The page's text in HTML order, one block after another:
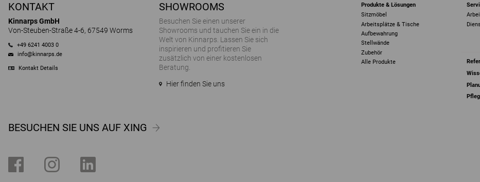
KONTAKT
Kinnarps GmbH
Von-Steuben-Straße 4-6, 67549 Worms
+49 6241 4003 0
info@kinnarps.de
Kontakt Details
SHOWROOMS
Besuchen Sie einen unserer
Showrooms und tauchen Sie ein in die
Welt von Kinnarps. Lassen Sie sich
inspirieren und profitieren Sie
zusätzlich von einer kostenlosen
Beratung.
Hier finden Sie uns
Produkte & Lösungen
Sitzmöbel
Arbeitsplätze & Tische
Aufbewahrung
Stellwände
Zubehör
Alle Produkte
BESUCHEN SIE UNS AUF XING